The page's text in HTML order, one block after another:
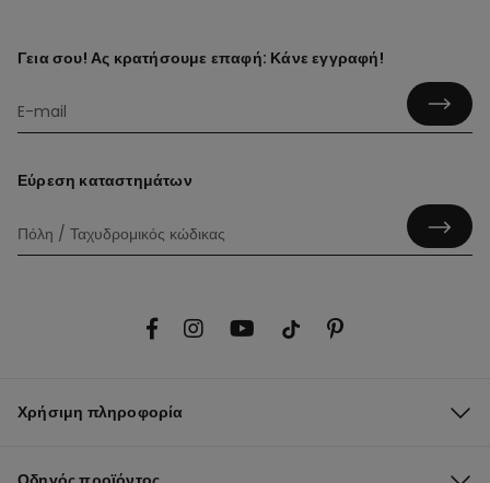
Γεια σου! Ας κρατήσουμε επαφή: Κάνε εγγραφή!
Εύρεση καταστημάτων
Χρήσιμη πληροφορία